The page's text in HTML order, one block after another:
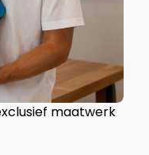
maatwerk